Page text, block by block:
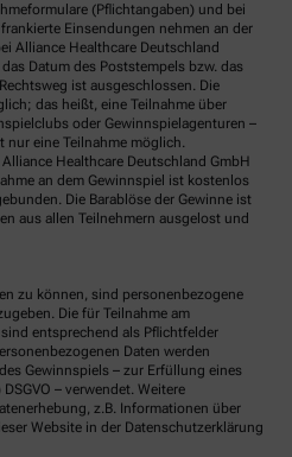
(Pflichtangaben) und bei
Einsendungen nehmen an der
Alliance Healthcare Deutschland
Datum des Poststempels bzw. das
ist ausgeschlossen. Die
das heißt, eine Teilnahme über
oder Gewinnspielagenturen –
nur eine Teilnahme möglich.
Healthcare Deutschland GmbH
an dem Gewinnspiel ist kostenlos
Die Barablöse der Gewinne ist
aus allen Teilnehmern ausgelost und
zu können, sind personenbezogene
Die für Teilnahme am
entsprechend als Pflichtfelder
Daten werden
Gewinnspiels – zur Erfüllung eines
– verwendet. Weitere
z.B. Informationen über
Website in der Datenschutzerklärung